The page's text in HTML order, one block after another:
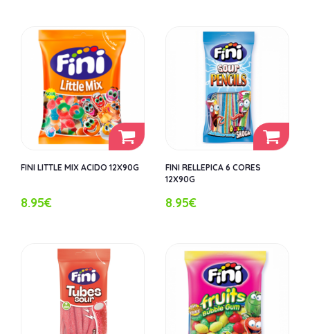
FINI LITTLE MIX ACIDO 12X90G
8.95€
FINI RELLEPICA 6 CORES
12X90G
8.95€